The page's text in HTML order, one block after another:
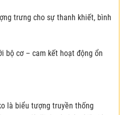
trưng cho sự thanh khiết, bình
bộ cơ – cam kết hoạt động ổn
là biểu tượng truyền thống